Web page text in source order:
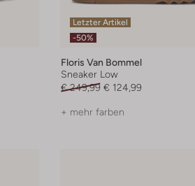
Letzter Artikel
-50%
Floris Van Bommel
Sneaker Low
€ 249,99 € 124,99
+ mehr farben